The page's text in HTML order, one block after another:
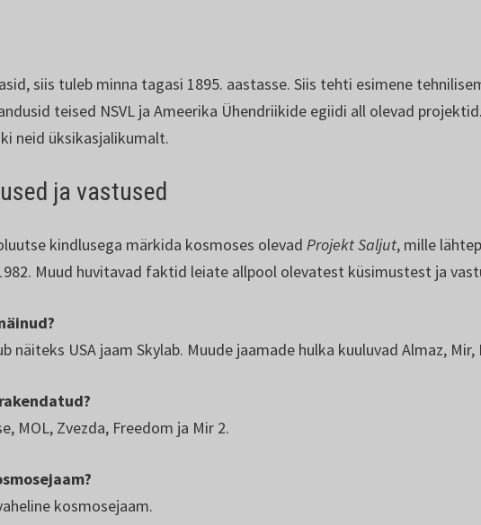
siis tuleb minna tagasi 1895. aastasse. Siis tehti esimene
teised NSVL ja Ameerika Ühendriikide egiidi all olevad
neid üksikasjalikumalt.
ja vastused
kindlusega märkida kosmoses olevad Projekt Saljut, mille
Muud huvitavad faktid leiate allpool olevatest küsimustest ja
näiteks USA jaam Skylab. Muude jaamade hulka kuuluvad Almaz, Mir,
MOL, Zvezda, Freedom ja Mir 2.
kosmosejaam.